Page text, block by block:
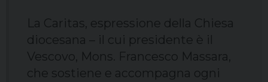
La Caritas, espressione della Chiesa
diocesana – il cui presidente è il
Vescovo, Mons. Francesco Massara,
che sostiene e accompagna ogni